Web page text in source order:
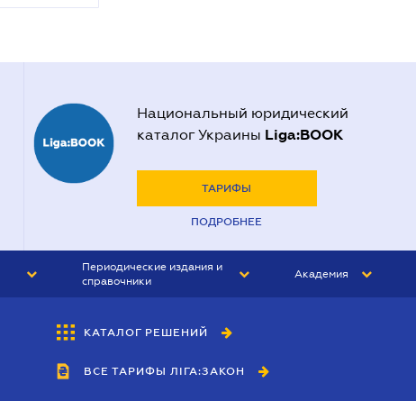
Национальный юридический
каталог Украины Liga:BOOK
ТАРИФЫ
ПОДРОБНЕЕ
Периодические издания и
справочники
БУХГАЛТЕР&ЗАКОН
ВЕСТНИК МСФО
Академия
КАТАЛОГ РЕШЕНИЙ
ВСЕ ТАРИФЫ ЛІГА:ЗАКОН